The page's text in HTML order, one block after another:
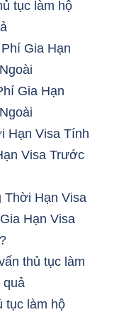
tục làm hộ
Gia Hạn
Gia Hạn
Hạn Visa Tính
Visa Trước
Thời Hạn Visa
Hạn Visa
thủ tục làm
quả
tục làm hộ